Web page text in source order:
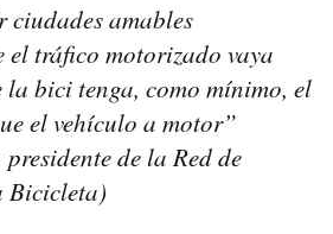
ciudades amables
el tráfico motorizado vaya
la bici tenga, como mínimo, el
el vehículo a motor”
de la Red de
Bicicleta)